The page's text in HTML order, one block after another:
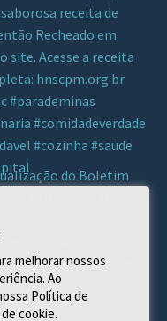
melhorar nossos
Ao
Política de
cookie.